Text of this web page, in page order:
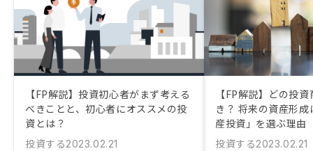
【FP解説】投資初心者がまず考える
べきことと、初心者にオススメの投
資とは？
投資する2023.02.21
【FP解説】どの投
き？ 将来の資産形
産投資」を選ぶ理由
投資する2023.02.21